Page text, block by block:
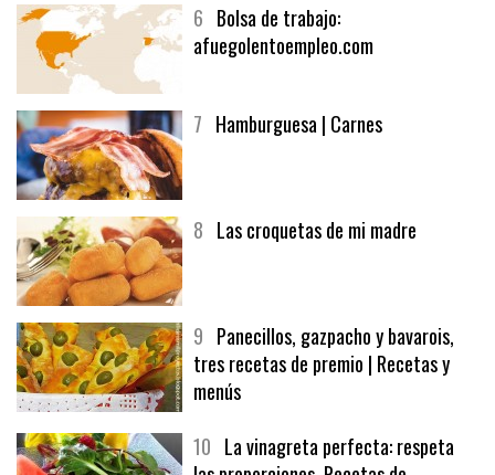
6Bolsa de trabajo:
9Panecillos, gazpacho y bavarois,
tres recetas de premio | Recetas y
menús